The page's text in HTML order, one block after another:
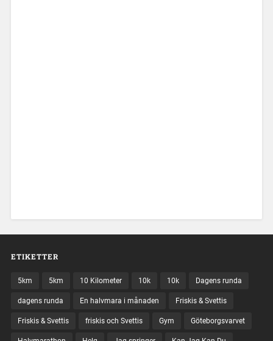
ETIKETTER
5km 5km 10 Kilometer 10k 10k Dagens runda
dagens runda En halvmara i månaden Friskis & Svettis
Friskis & Svettis friskis och Svettis Gym Göteborgsvarvet